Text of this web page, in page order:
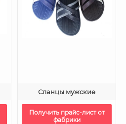
Сланцы мужские
Получить прайс-лист от
фабрики